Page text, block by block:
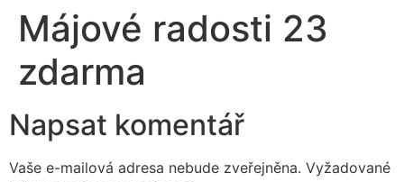
Májové radosti 23
zdarma
Napsat komentář
Vaše e-mailová adresa nebude zveřejněna. Vyžadované